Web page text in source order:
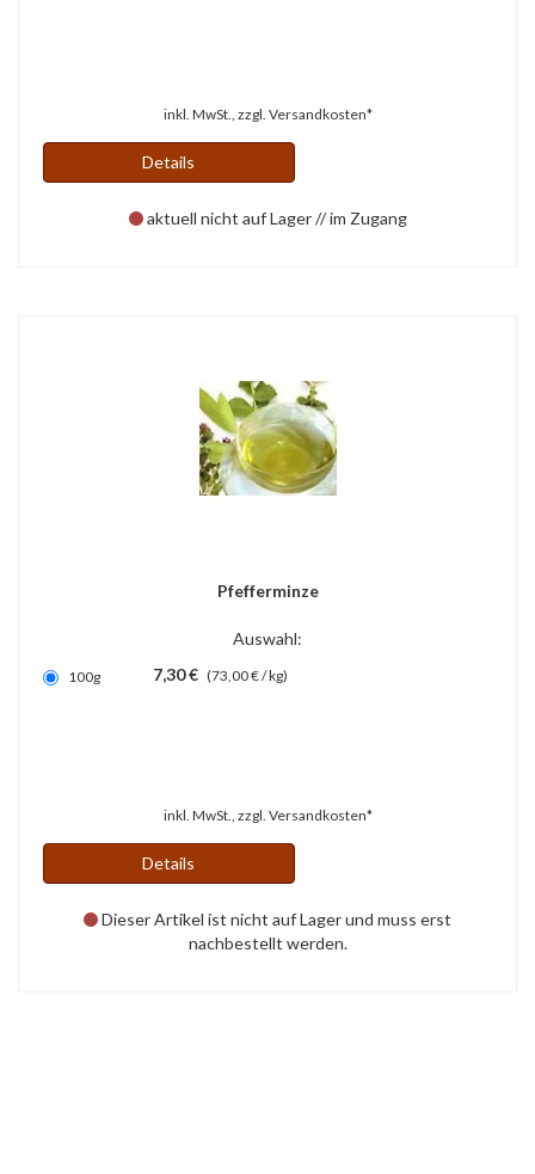
inkl. MwSt., zzgl. Versandkosten*
Details
aktuell nicht auf Lager // im Zugang
Pfefferminze
Auswahl:
100g 7,30 € (73,00 € / kg)
inkl. MwSt., zzgl. Versandkosten*
Details
Dieser Artikel ist nicht auf Lager und muss erst
nachbestellt werden.